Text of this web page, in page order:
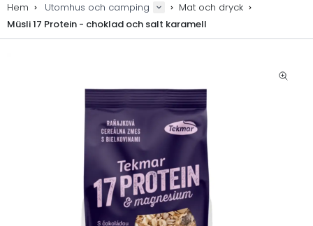
Hem Utomhus och camping
Mat och dryck
Müsli 17 Protein - choklad och salt karamell